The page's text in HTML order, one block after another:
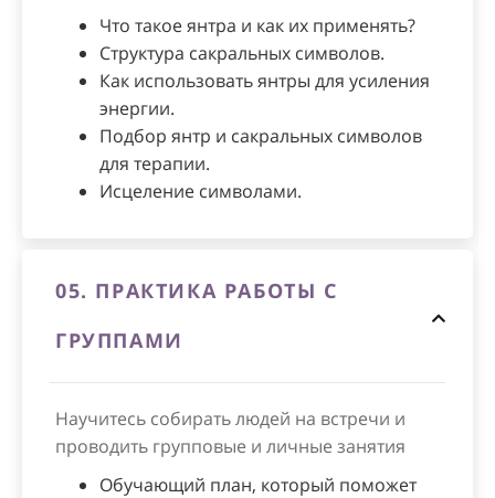
Что такое янтра и как их применять?
Структура сакральных символов.
Как использовать янтры для усиления
энергии.
Подбор янтр и сакральных символов
для терапии.
Исцеление символами.
05. ПРАКТИКА РАБОТЫ С
ГРУППАМИ
Научитесь собирать людей на встречи и
проводить групповые и личные занятия
Обучающий план, который поможет